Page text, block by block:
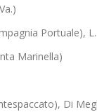
Portuale),
Marinella)
Di